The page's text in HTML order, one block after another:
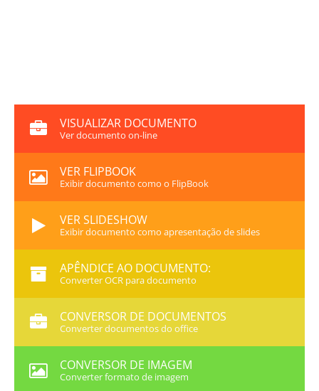
VISUALIZAR DOCUMENTO
Ver documento on-line
VER FLIPBOOK
Exibir documento como o FlipBook
VER SLIDESHOW
Exibir documento como apresentação de slides
APÊNDICE AO DOCUMENTO:
Converter OCR para documento
CONVERSOR DE DOCUMENTOS
Converter documentos do office
CONVERSOR DE IMAGEM
Converter formato de imagem